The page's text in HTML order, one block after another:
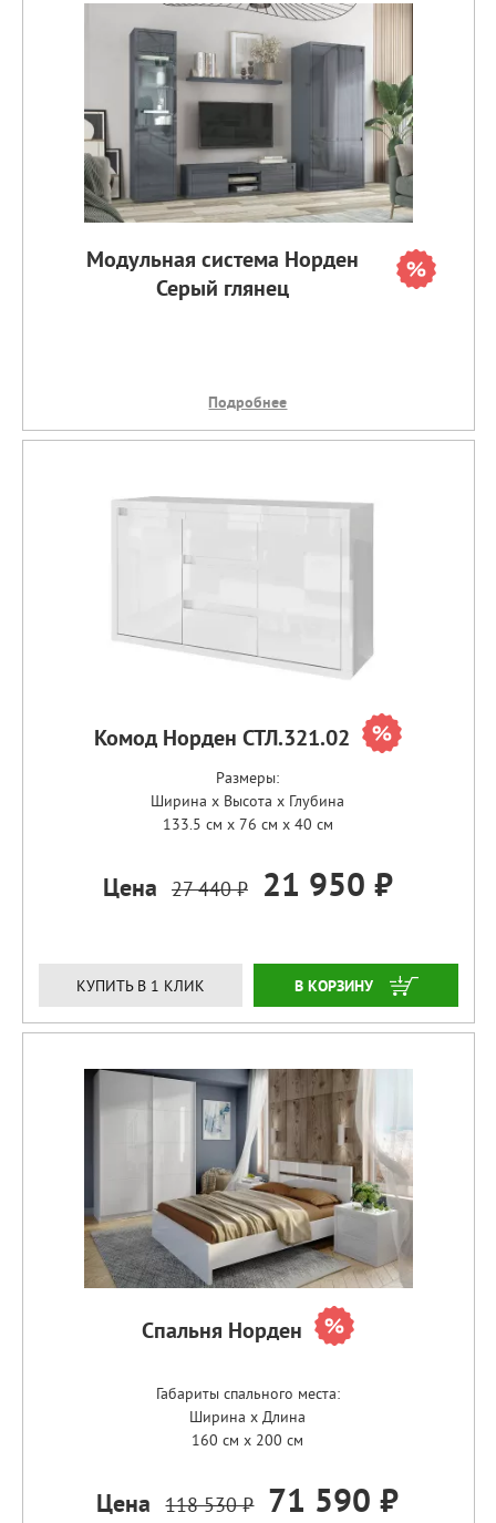
Модульная система Норден
Серый глянец
Подробнее
Комод Норден СТЛ.321.02
Размеры:
Ширина x Высота x Глубина
133.5 см x 76 см x 40 см
Цена 27 440 ₽ 21 950 ₽
КУПИТЬ В 1 КЛИК ЗАКАЗАТЬ
Спальня Норден
Габариты спального места:
Ширина x Длина
160 см x 200 см
Цена 118 530 ₽ 71 590 ₽